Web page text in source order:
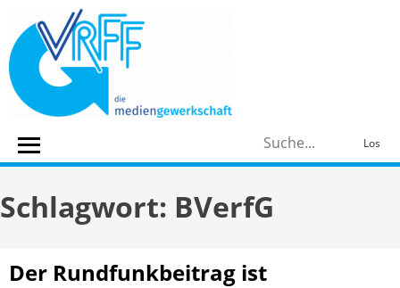
content
Los
Schlagwort: BVerfG
Der Rundfunkbeitrag ist